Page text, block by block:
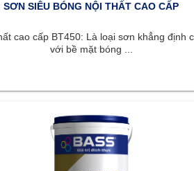
SƠN SIÊU BÓNG NỘI THẤT CAO CẤP
cao cấp BT450: Là loại sơn khẳng định
với bề mặt bóng ...